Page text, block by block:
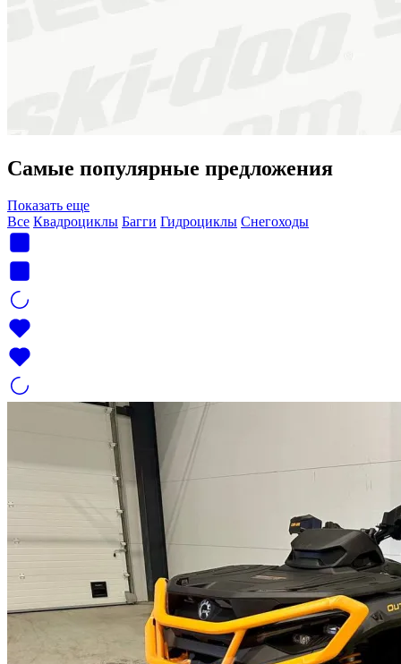
Самые популярные предложения
Показать еще
Все Квадроциклы Багги Гидроциклы Снегоходы